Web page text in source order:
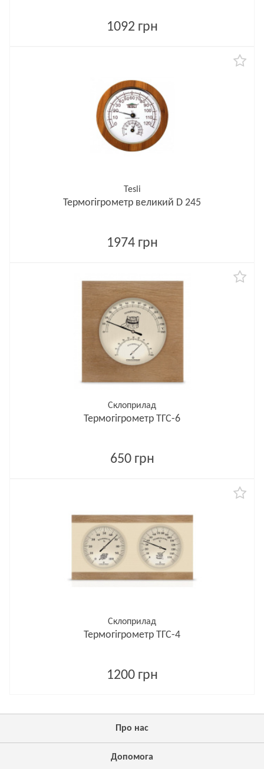
1092 грн
Tesli
Термогігрометр великий D 245
1974 грн
Склоприлад
Термогігрометр ТГС-6
650 грн
Склоприлад
Термогігрометр ТГС-4
1200 грн
Про нас
Допомога